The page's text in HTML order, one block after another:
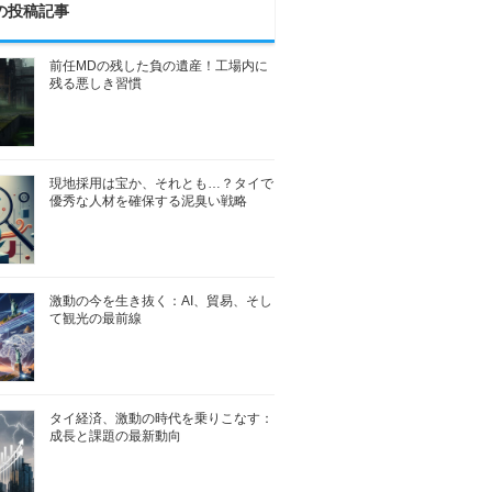
投稿記事
前任MDの残した負の遺産！工場内に
残る悪しき習慣
現地採用は宝か、それとも…？タイで
優秀な人材を確保する泥臭い戦略
激動の今を生き抜く：AI、貿易、そし
て観光の最前線
タイ経済、激動の時代を乗りこなす：
成長と課題の最新動向